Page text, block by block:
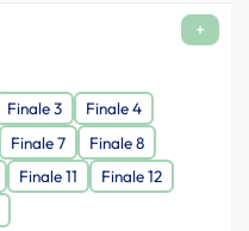
+
Finale 3
Finale 4
Finale 7
Finale 8
Finale 11
Finale 12